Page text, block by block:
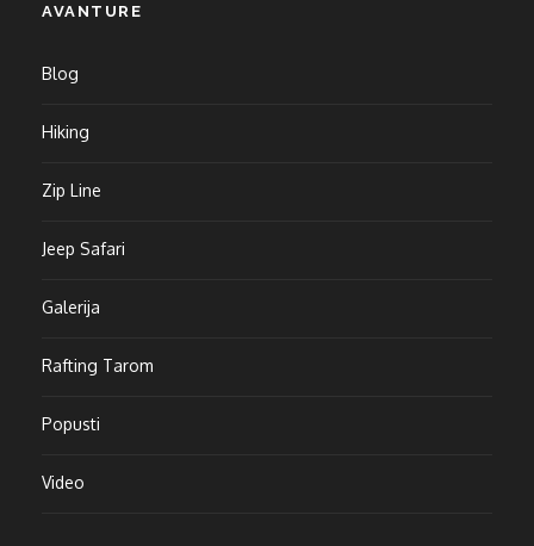
AVANTURE
Blog
Hiking
Zip Line
Jeep Safari
Galerija
Rafting Tarom
Popusti
Video